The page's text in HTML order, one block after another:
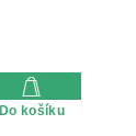
Do košíku